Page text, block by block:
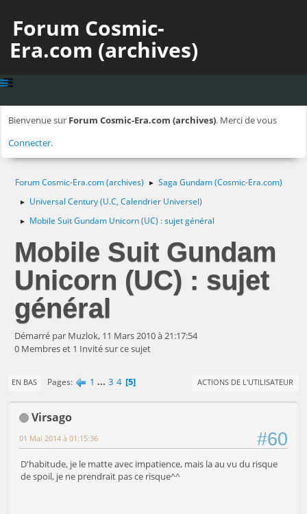
Forum Cosmic-
Era.com (archives)
Bienvenue sur Forum Cosmic-Era.com (archives). Merci de vous
Connecter.
Forum Cosmic-Era.com (archives) ► Saga Gundam (Cosmic-Era.com)
► Universal Century (U.C, Calendrier Universel)
► Mobile Suit Gundam Unicorn (UC) : sujet général
Mobile Suit Gundam
Unicorn (UC) : sujet
général
Démarré par Muzlok, 11 Mars 2010 à 21:17:54
0 Membres et 1 Invité sur ce sujet
EN BAS Pages 1 ... 3 4 5 ACTIONS DE L'UTILISATEUR
Virsago
#60
01 Mai 2014 à 01:15:36
D'habitude, je le matte avec impatience, mais la au vu du risque
de spoil, je ne prendrait pas ce risque^^